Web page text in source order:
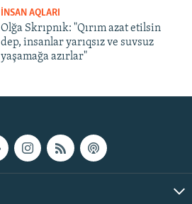
İNSAN AQLARI
Olğa Skrıpnık: "Qırım azat etilsin
dep, insanlar yarıqsız ve suvsuz
yaşamağa azırlar"